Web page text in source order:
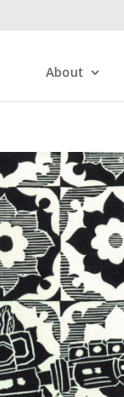
About